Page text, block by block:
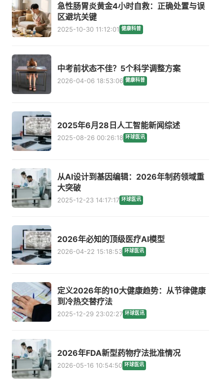
急性肠胃炎黄金4小时自救：正确处置与误
区避坑关键
2025-10-30 11:12:01 健康科普
中考前状态不佳？5个科学调整方案
2026-04-06 18:53:06 健康科普
2025年6月28日人工智能新闻综述
2025-08-26 00:26:18 环球医讯
从AI设计到基因编辑：2026年制药领域重
大突破
2025-12-23 14:17:17 环球医讯
2026年必知的顶级医疗AI模型
2026-04-22 15:18:53 环球医讯
定义2026年的10大健康趋势：从节律健康
到冷热交替疗法
2025-12-29 23:02:27 环球医讯
2026年FDA新型药物疗法批准情况
2026-05-16 10:54:50 环球医讯